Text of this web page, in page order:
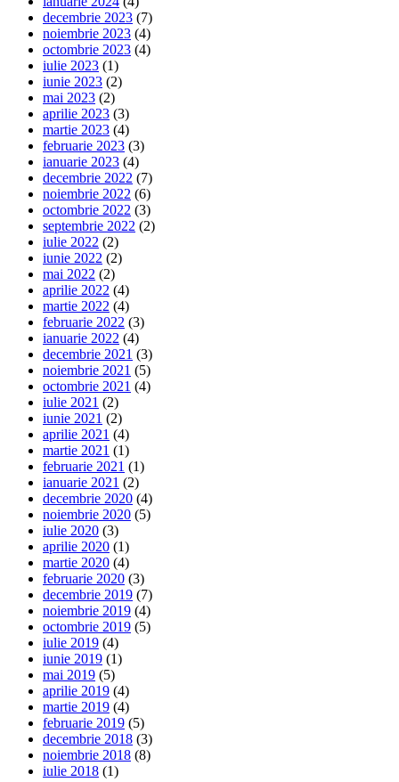
decembrie 2023 (7)
noiembrie 2023 (4)
octombrie 2023 (4)
iulie 2023 (1)
iunie 2023 (2)
mai 2023 (2)
aprilie 2023 (3)
martie 2023 (4)
februarie 2023 (3)
ianuarie 2023 (4)
decembrie 2022 (7)
noiembrie 2022 (6)
octombrie 2022 (3)
septembrie 2022 (2)
iulie 2022 (2)
iunie 2022 (2)
mai 2022 (2)
aprilie 2022 (4)
martie 2022 (4)
februarie 2022 (3)
ianuarie 2022 (4)
decembrie 2021 (3)
noiembrie 2021 (5)
octombrie 2021 (4)
iulie 2021 (2)
iunie 2021 (2)
aprilie 2021 (4)
martie 2021 (1)
februarie 2021 (1)
ianuarie 2021 (2)
decembrie 2020 (4)
noiembrie 2020 (5)
iulie 2020 (3)
aprilie 2020 (1)
martie 2020 (4)
februarie 2020 (3)
decembrie 2019 (7)
noiembrie 2019 (4)
octombrie 2019 (5)
iulie 2019 (4)
iunie 2019 (1)
mai 2019 (5)
aprilie 2019 (4)
martie 2019 (4)
februarie 2019 (5)
decembrie 2018 (3)
noiembrie 2018 (8)
iulie 2018 (1)